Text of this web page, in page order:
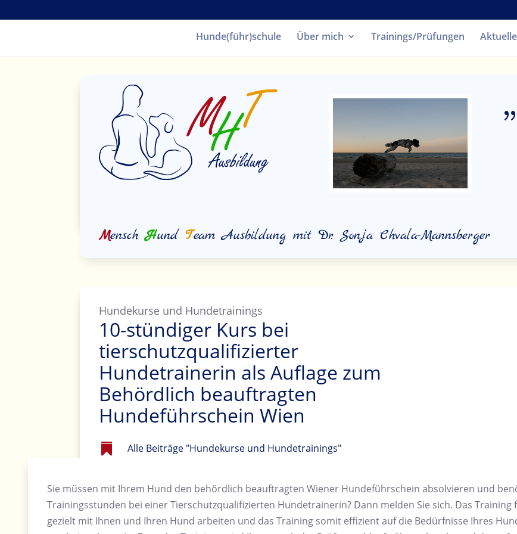
Hunde(führ)schule Über mich Trainings/Prüfungen
{
MenschHundTeam Ausbildung mit Dr. Sonja Chvala-Mannsberger
Hundekurse und Hundetrainings
10-stündiger Kurs bei
tierschutzqualifizierter
Hundetrainerin als Auflage zum
Behördlich beauftragten
Hundeführschein Wien
 Alle Beiträge "Hundekurse und Hundetrainings"
Sie müssen mit Ihrem Hund den behördlich beauftragten Wiener Hundeführschein absolvieren und
Trainingsstunden bei einer Tierschutzqualifizierten Hundetrainerin? Dann melden Sie sich. Das
gezielt mit Ihnen und Ihren Hund arbeiten und das Training somit effizient auf die Bedürfnisse Ihres